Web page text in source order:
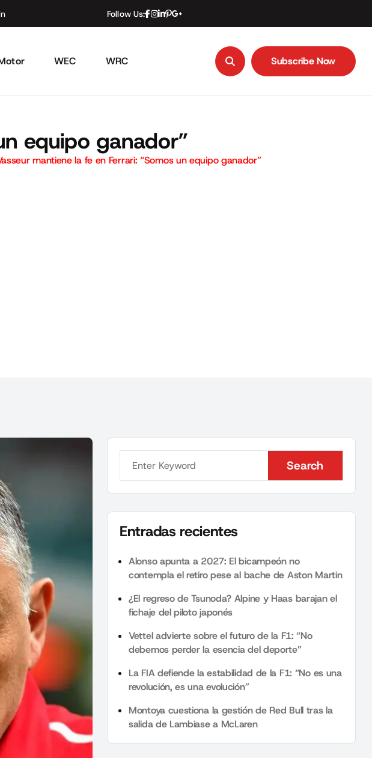
Follow Us:
WEC WRC Subscribe Now
equipo ganador”
mantiene la fe en Ferrari: “Somos un equipo ganador”
Search
Search
Entradas recientes
Alonso apunta a 2027: El bicampeón no
contempla el retiro pese al bache de Aston Martin
¿El regreso de Tsunoda? Alpine y Haas barajan el
fichaje del piloto japonés
Vettel advierte sobre el futuro de la F1: “No
debemos perder la esencia del deporte”
La FIA defiende la estabilidad de la F1: “No es una
revolución, es una evolución”
Montoya cuestiona la gestión de Red Bull tras la
salida de Lambiase a McLaren